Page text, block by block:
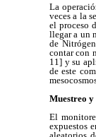
La
veces a la
el proceso
llegar a un
de
contar con
11] y su
de este
Muestreo
El
expuestos